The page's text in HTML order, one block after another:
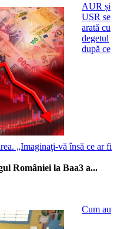
AUR și
USR se
arată cu
degetul
după ce
„Imaginaţi-vă însă ce ar fi
României la Baa3 a...
Cum au